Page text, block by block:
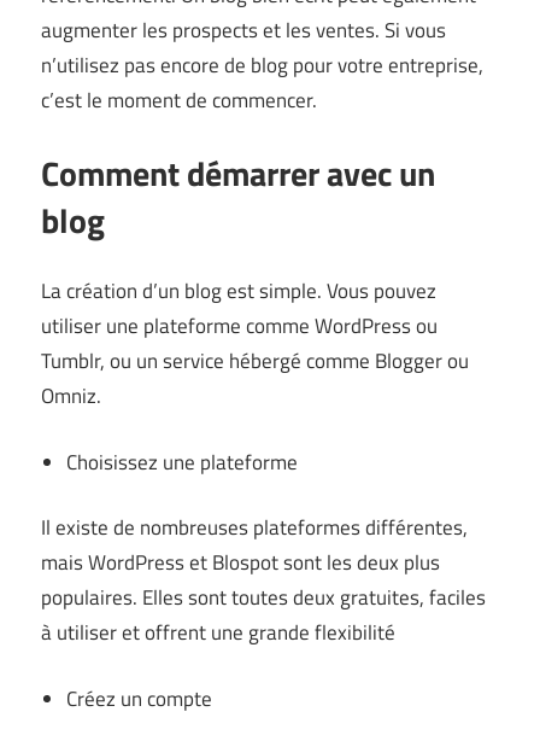
augmenter les prospects et les ventes. Si vous
n’utilisez pas encore de blog pour votre entreprise,
c’est le moment de commencer.
Comment démarrer avec un
blog
La création d’un blog est simple. Vous pouvez
utiliser une plateforme comme WordPress ou
Tumblr, ou un service hébergé comme Blogger ou
Omniz.
Choisissez une plateforme
Il existe de nombreuses plateformes différentes,
mais WordPress etBlospotsont les deux plus
populaires. Elles sont toutes deux gratuites, faciles
à utiliser et offrent une grande flexibilité
Créez un compte